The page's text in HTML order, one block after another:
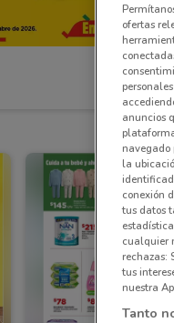
ofertas
anuncios
navegado
la
conexión
tus datos
cualquier
rechazas:
tus
nuestra
Tanto